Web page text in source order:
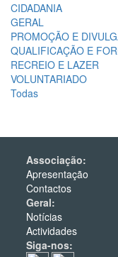
CIDADANIA
GERAL
PROMOÇÃO E
QUALIFICAÇÃO E
RECREIO E LAZER
VOLUNTARIADO
Todas
Associação:
Apresentação
Contactos
Geral:
Notícias
Actividades
Siga-nos: